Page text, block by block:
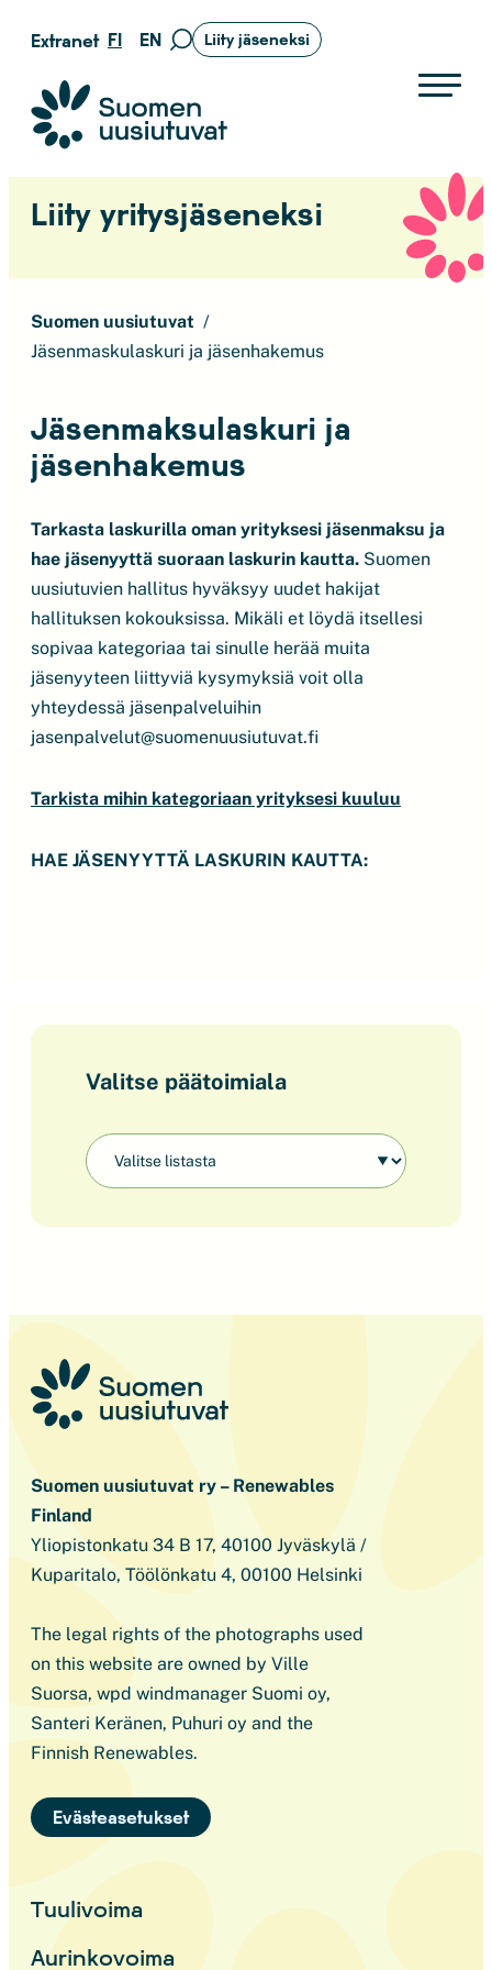
Siirry
sisältöön
Extranet FI EN
Siirry
Liity jäseneksi
Suomen uusiutuvat ry
Liity yritysjäseneksi
Suomen uusiutuvat
Jäsenmaskulaskuri ja jäsenhakemus
Jäsenmaksulaskuri ja
jäsenhakemus
Tarkasta laskurilla oman yrityksesi jäsenmaksu ja
hae jäsenyyttä suoraan laskurin kautta. Suomen
uusiutuvien hallitus hyväksyy uudet hakijat
hallituksen kokouksissa. Mikäli et löydä itsellesi
sopivaa kategoriaa tai sinulle herää muita
jäsenyyteen liittyviä kysymyksiä voit olla
yhteydessä jäsenpalveluihin
jasenpalvelut@suomenuusiutuvat.fi
Tarkista mihin kategoriaan yrityksesi kuuluu
HAE JÄSENYYTTÄ LASKURIN KAUTTA:
Valitse päätoimiala
Suomen uusiutuvat ry – Renewables
Finland
Yliopistonkatu 34 B 17, 40100 Jyväskylä /
Kuparitalo, Töölönkatu 4, 00100 Helsinki
The legal rights of the photographs used
on this website are owned by Ville
Suorsa, wpd windmanager Suomi oy,
Santeri Keränen, Puhuri oy and the
Finnish Renewables.
Evästeasetukset
Tuulivoima
Aurinkovoima